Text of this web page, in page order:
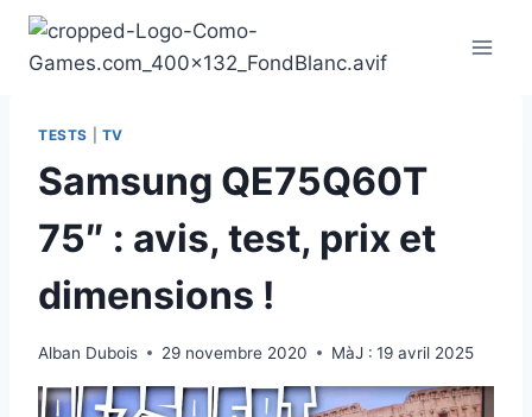
Aller
contenu
TESTS TV
Samsung QE75Q60T
75″ : avis, test, prix et
dimensions !
Alban Dubois 29 novembre 2020 MàJ : 19 avril 2025